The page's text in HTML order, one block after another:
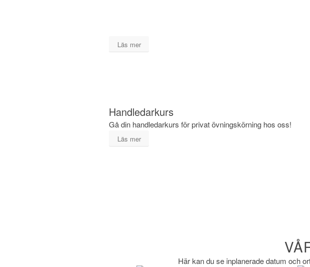
Läs mer
Handledarkurs
Gå din handledarkurs för privat övningskörning hos oss!
Läs mer
Här kan du se inplanerade datum och